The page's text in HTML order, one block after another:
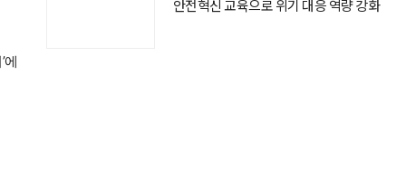
에
안전혁신 교육으로 위기 대응 역량 강화